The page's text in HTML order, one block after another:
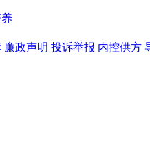
廉政声明 投诉举报 内控供方